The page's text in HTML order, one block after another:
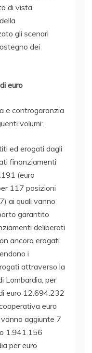
di vista
gli scenari
dei
euro
e controgaranzia
volumi:
ed erogati dagli
finanziamenti
(euro
117 posizioni
ai quali vanno
garantito
deliberati
ancora erogati.
i
attraverso la
Lombardia, per
euro 12.694.232
euro
aggiunte 7
1.941.156
per euro